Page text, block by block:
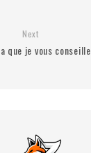
Next
que je vous conseille